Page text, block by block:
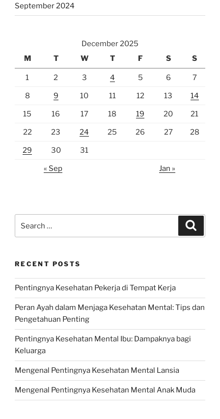
September 2024
December 2025
M
T W T F S S
1 2 3 4 5 6 7
8 9 10 11 12 13 14
15 16 17 18 19 20 21
22 23 24 25 26 27 28
29 30 31
« Sep Jan »
for:
RECENT POSTS
Pentingnya Kesehatan Pekerja di Tempat Kerja
Peran Ayah dalam Menjaga Kesehatan Mental: Tips dan
Pengetahuan Penting
Pentingnya Kesehatan Mental Ibu: Dampaknya bagi
Keluarga
Mengenal Pentingnya Kesehatan Mental Lansia
Mengenal Pentingnya Kesehatan Mental Anak Muda